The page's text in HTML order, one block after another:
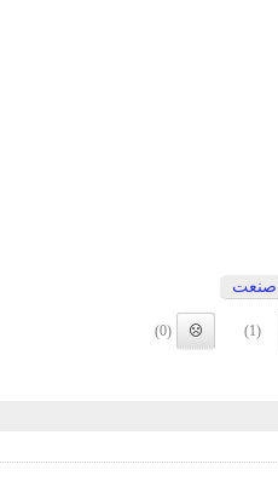
صنعت
(1)
(0)